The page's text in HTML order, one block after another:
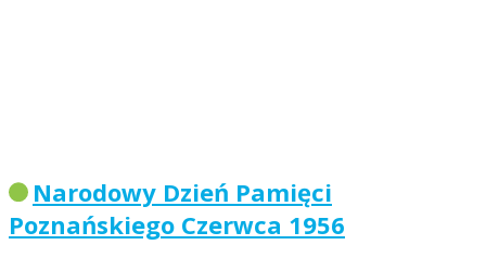
Narodowy Dzień Pamięci
Poznańskiego Czerwca 1956